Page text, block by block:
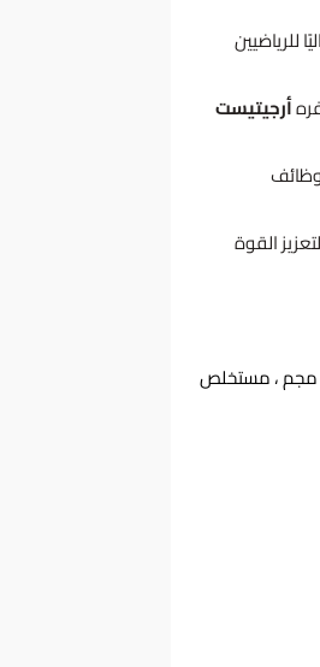
للرياضيين
أرجيتيست
القوة
حمض الأسبارتيك 443 مجم ، ال-سيترولين 250 مجم ، مستخلص جذور الماكا السوداء 250 مجم ، مستخلص